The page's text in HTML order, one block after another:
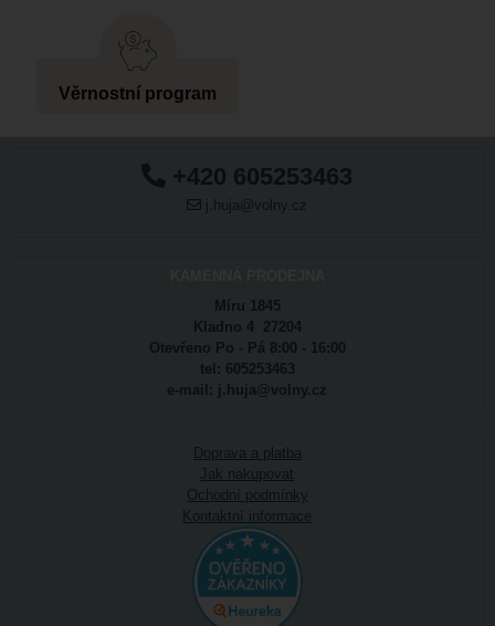
Věrnostní program
+420 605253463
j.huja@volny.cz
Míru 1845
Kladno 4 27204
Otevřeno Po - Pá 8:00 - 16:00
tel: 605253463
e-mail: j.huja@volny.cz
Doprava a platba
Jak nakupovat
Ochodní podmínky
Kontaktní informace